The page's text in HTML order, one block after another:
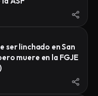
FORENSES
REALIZARÍAN EL
ser linchado en San
muere en la FGJE